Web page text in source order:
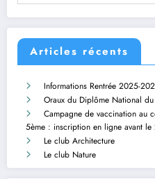
Articles récents
Informations Rentrée 2025-
Oraux du Diplôme National
Campagne de vaccination au
5ème : inscription en ligne avant
Le club Architecture
Le club Nature